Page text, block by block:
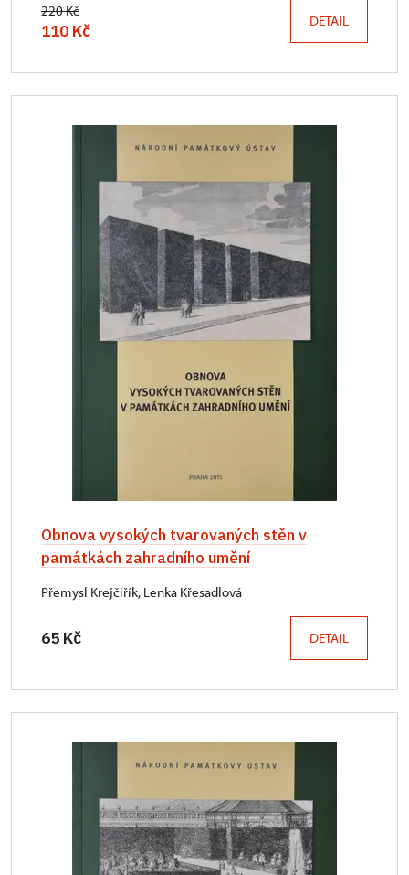
220 Kč
110 Kč DETAIL
Obnova vysokých tvarovaných stěn v
památkách zahradního umění
Přemysl Krejčiřík, Lenka Křesadlová
65 Kč DETAIL